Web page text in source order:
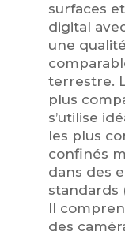
surfaces
digital
une
terrestre.
plus
s’utilise
les plus
confinés
dans des
standards
Il
des